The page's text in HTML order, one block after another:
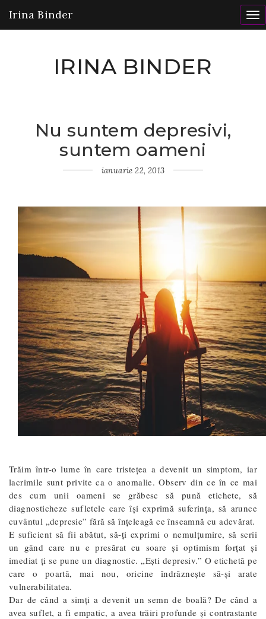
Irina Binder
IRINA BINDER
oameni
Nu suntem depresivi,
suntem oameni
ianuarie 22, 2013
Trăim într-o lume în care tristețea a devenit un simptom, iar
lacrimile sunt privite ca o anomalie. Observ din ce în ce mai
des cum unii oameni se grăbesc să pună etichete, să
diagnosticheze sufletele care își exprimă suferința, să arunce
cuvântul „depresie” fără să înțeleagă ce înseamnă cu adevărat.
E suficient să fii abătut, să-ți exprimi o nemulțumire, să scrii
un gând care nu e presărat cu soare și optimism forțat și
imediat ți se pune un diagnostic. „Ești depresiv.” O etichetă pe
care o poartă, mai nou, oricine îndrăznește să-și arate
vulnerabilitatea.
Dar de când a simți a devenit un semn de boală? De când a
avea suflet, a fi empatic, a avea trăiri profunde și contrastante